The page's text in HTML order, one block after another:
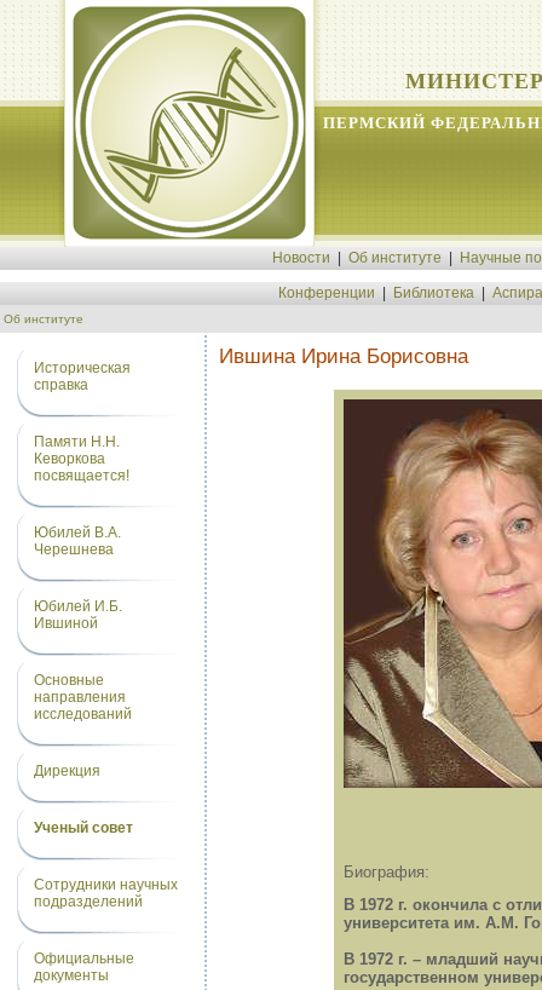
ПЕРМСКИЙ
Новости Об институте Научные
Конференции Библиотека
Об институте
Историческая
справка
Памяти Н.Н.
Кеворкова
посвящается!
Юбилей В.А.
Черешнева
Юбилей И.Б.
Ившиной
Основные
направления
исследований
Дирекция
Ученый совет
Сотрудники научных
подразделений
Официальные
документы
Ившина Ирина Борисовна
Биография:
В 1972 г. окончила с
университета им. А.М.
В 1972 г. – младший
государственном